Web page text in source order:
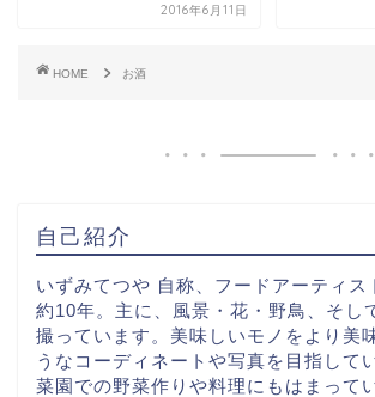
2016年6月11日
HOME お酒
自己紹介
いずみてつや 自称、フードアーティス
約10年。主に、風景・花・野鳥、そし
撮っています。美味しいモノをより美
うなコーディネートや写真を目指して
菜園での野菜作りや料理にもはまって